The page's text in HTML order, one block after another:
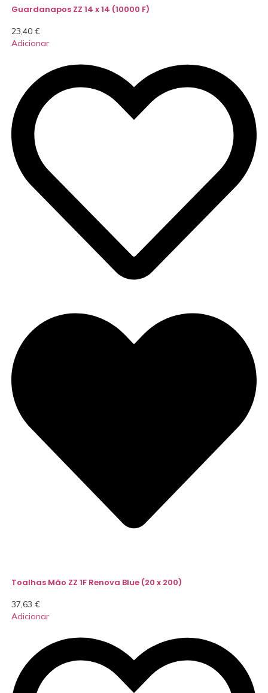
Guardanapos ZZ 14 x 14 (10000 F)
23,40 €
Adicionar
Toalhas Mão ZZ 1F Renova Blue (20 x 200)
37,63 €
Adicionar